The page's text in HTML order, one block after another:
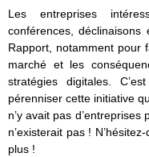
Les entreprises
conférences,
Rapport, notamment pour
marché et les
stratégies digitales.
pérenniser cette initiative
n’y avait pas
n’existerait pas !
plus !